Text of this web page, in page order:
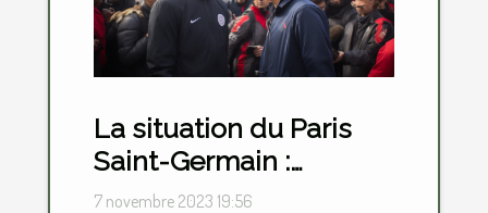
La situation du Paris
Saint-Germain :
parlons-en !
7 novembre 2023 19:56